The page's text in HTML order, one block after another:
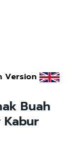
Version
Buah